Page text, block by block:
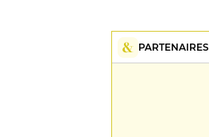
PARTENAIRES